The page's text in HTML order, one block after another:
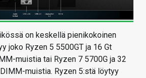
on keskellä pienikokoinen
joko Ryzen 5 5500GT ja 16 Gt
muistia tai Ryzen 7 5700G ja 32
muistia. Ryzen 5:stä löytyy